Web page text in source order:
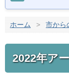
ホーム > 市から
2022年ア